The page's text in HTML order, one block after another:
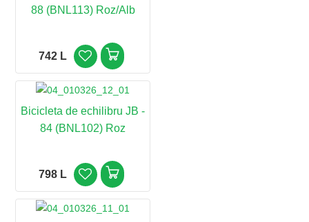
88 (BNL113) Roz/Alb
742 L
Bicicleta de echilibru JB -
84 (BNL102) Roz
798 L